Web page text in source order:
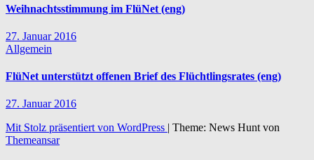
Weihnachtsstimmung im FlüNet (eng)
27. Januar 2016
Allgemein
FlüNet unterstützt offenen Brief des Flüchtlingsrates (eng)
27. Januar 2016
Mit Stolz präsentiert von WordPress
Theme: News Hunt von
Themeansar